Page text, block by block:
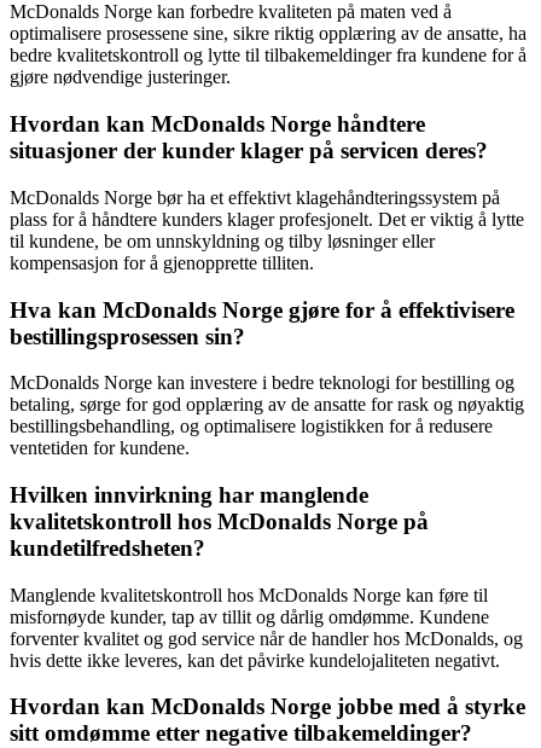
McDonalds Norge kan forbedre kvaliteten på maten ved å
optimalisere prosessene sine, sikre riktig opplæring av de ansatte, ha
bedre kvalitetskontroll og lytte til tilbakemeldinger fra kundene for å
gjøre nødvendige justeringer.
Hvordan kan McDonalds Norge håndtere
situasjoner der kunder klager på servicen deres?
McDonalds Norge bør ha et effektivt klagehåndteringssystem på
plass for å håndtere kunders klager profesjonelt. Det er viktig å lytte
til kundene, be om unnskyldning og tilby løsninger eller
kompensasjon for å gjenopprette tilliten.
Hva kan McDonalds Norge gjøre for å effektivisere
bestillingsprosessen sin?
McDonalds Norge kan investere i bedre teknologi for bestilling og
betaling, sørge for god opplæring av de ansatte for rask og nøyaktig
bestillingsbehandling, og optimalisere logistikken for å redusere
ventetiden for kundene.
Hvilken innvirkning har manglende
kvalitetskontroll hos McDonalds Norge på
kundetilfredsheten?
Manglende kvalitetskontroll hos McDonalds Norge kan føre til
misfornøyde kunder, tap av tillit og dårlig omdømme. Kundene
forventer kvalitet og god service når de handler hos McDonalds, og
hvis dette ikke leveres, kan det påvirke kundelojaliteten negativt.
Hvordan kan McDonalds Norge jobbe med å styrke
sitt omdømme etter negative tilbakemeldinger?